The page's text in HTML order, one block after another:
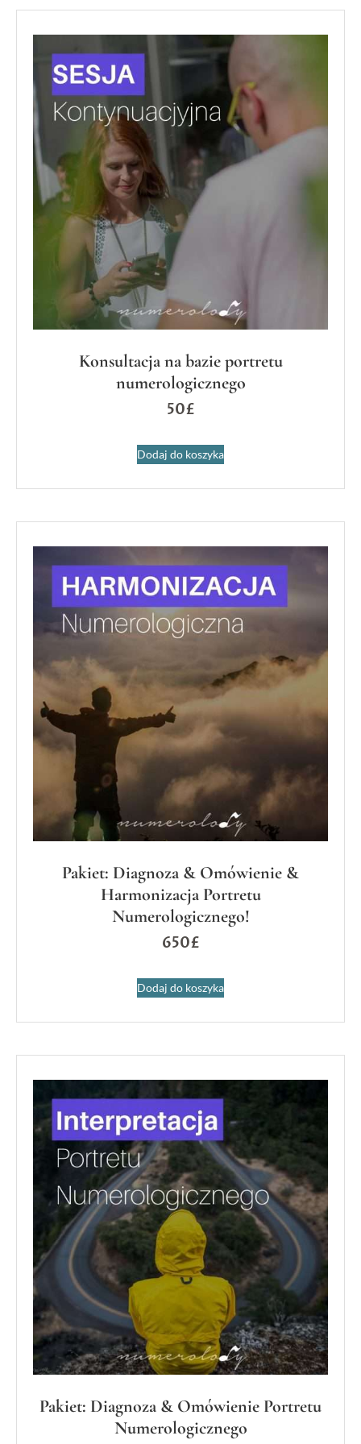
Konsultacja na bazie portretu
numerologicznego
50£
Dodaj do koszyka
Pakiet: Diagnoza & Omówienie &
Harmonizacja Portretu
Numerologicznego!
650£
Dodaj do koszyka
Pakiet: Diagnoza & Omówienie Portretu
Numerologicznego